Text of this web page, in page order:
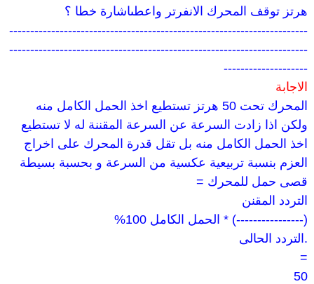
هرتز توقف المحرك الانفرتر واعطىاشارة خطا ؟
-----------------------------------------------------------------------
-----------------------------------------------------------------------
--------------------
الاجابة
المحرك تحت 50 هرتز تستطيع اخذ الحمل الكامل منه
ولكن اذا زادت السرعة عن السرعة المقننة له لا تستطيع
اخذ الحمل الكامل منه بل تقل قدرة المحرك على اخراج
العزم بنسبة تربيعية عكسية من السرعة و بحسبة بسيطة
قصى حمل للمحرك =
التردد المقنن
(----------------) * الحمل الكامل 100%
.التردد الحالى
=
50